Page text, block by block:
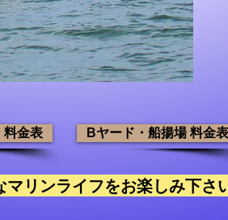
料金表 Bヤード・船揚場 料金表
リンライフをお楽しみ下さ